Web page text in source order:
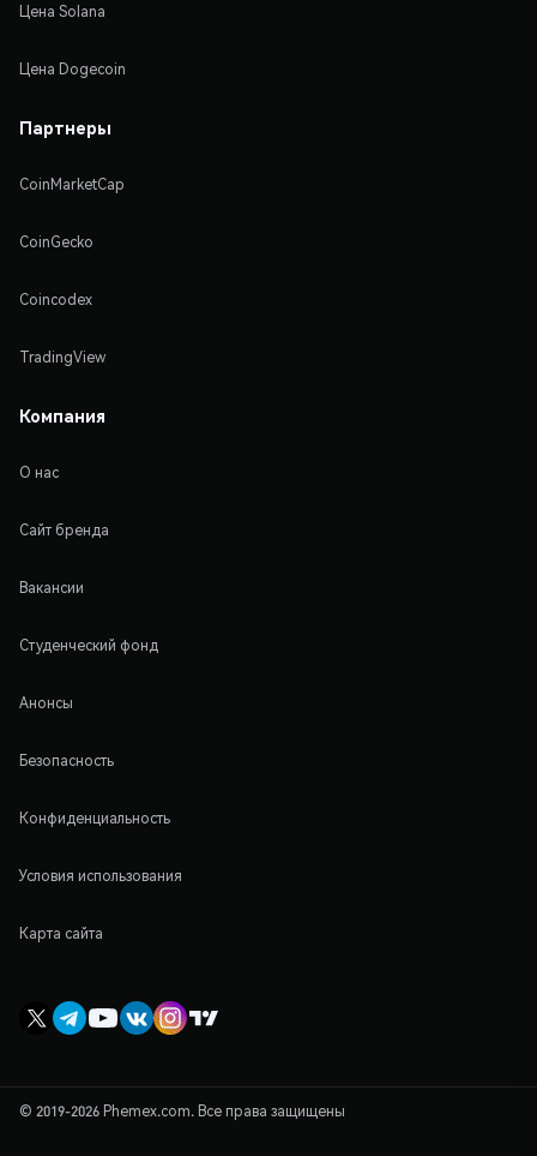
Цена Solana
Цена Dogecoin
Партнеры
CoinMarketCap
CoinGecko
Coincodex
TradingView
Компания
О нас
Сайт бренда
Вакансии
Студенческий фонд
Анонсы
Безопасность
Конфиденциальность
Условия использования
Карта сайта
© 2019-2026 Phemex.com. Все права защищены